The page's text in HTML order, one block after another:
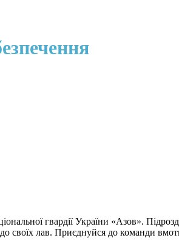
гвардії України «Азов».
своїх лав. Приєднуйся до команди